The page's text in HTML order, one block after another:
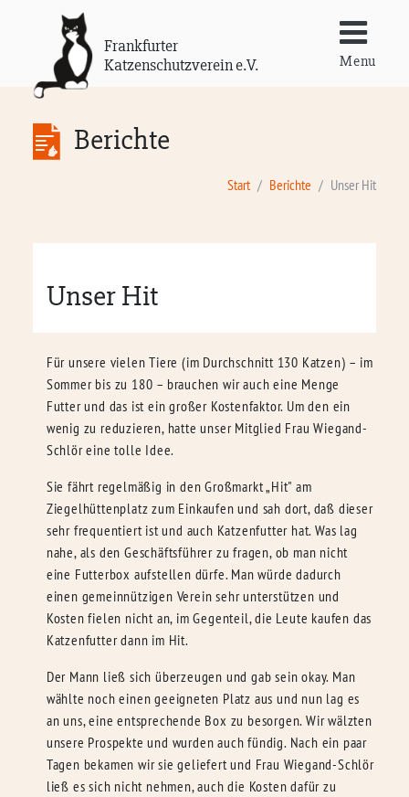
Frankfurter
Katzenschutzverein e.V.
Menu
Berichte
Start Berichte Unser Hit
Unser Hit
Für unsere vielen Tiere (im Durchschnitt 130 Katzen) – im
Sommer bis zu 180 – brauchen wir auch eine Menge
Futter und das ist ein großer Kostenfaktor. Um den ein
wenig zu reduzieren, hatte unser Mitglied Frau Wiegand-
Schlör eine tolle Idee.
Sie fährt regelmäßig in den Großmarkt „Hit" am
Ziegelhüttenplatz zum Einkaufen und sah dort, daß dieser
sehr frequentiert ist und auch Katzenfutter hat. Was lag
nahe, als den Geschäftsführer zu fragen, ob man nicht
eine Futterbox aufstellen dürfe. Man würde dadurch
einen gemeinnützigen Verein sehr unterstützen und
Kosten fielen nicht an, im Gegenteil, die Leute kaufen das
Katzenfutter dann im Hit.
Der Mann ließ sich überzeugen und gab sein okay. Man
wählte noch einen geeigneten Platz aus und nun lag es
an uns, eine entsprechende Box zu besorgen. Wir wälzten
unsere Prospekte und wurden auch fündig. Nach ein paar
Tagen bekamen wir sie geliefert und Frau Wiegand-Schlör
ließ es sich nicht nehmen, auch die Kosten dafür zu